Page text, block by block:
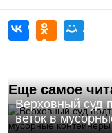
Еще самое
Верховный суд
веток в